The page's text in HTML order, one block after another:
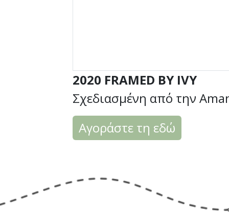
2020 FRAMED BY IVY
Σχεδιασμένη από την
Αγοράστε τη εδώ